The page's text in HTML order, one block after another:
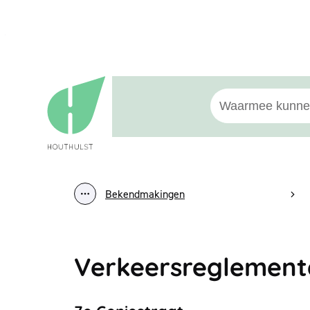
Houthulst
Waarmee kunnen
Toon alle broodkruimel items
Bekendmakingen